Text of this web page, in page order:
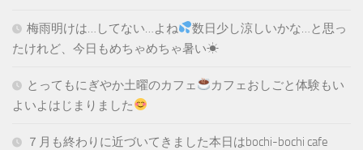
梅雨明けは…してない…よね
数日少し涼しいかな…と思っ
たけれど、今日もめちゃめちゃ暑い☀
とってもにぎやか土曜のカフェ
カフェおしごと体験もい
よいよはじまりました
７月も終わりに近づいてきました本日はbochi-bochi cafe